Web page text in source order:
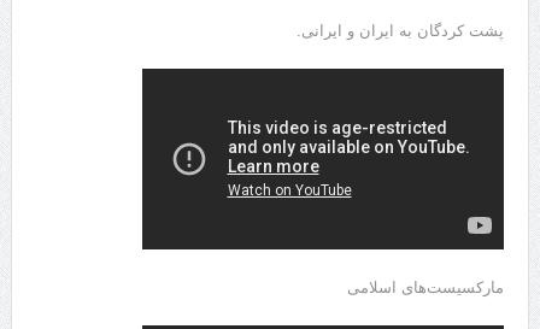
پشت کردگان به ایران و ایرانی.
مارکسیست‌های اسلامی